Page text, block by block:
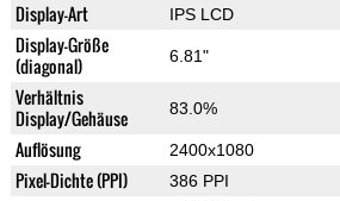
Display-Art IPS LCD
Display-Größe
(diagonal)
6.81"
Verhältnis
Display/Gehäuse
83.0%
Auflösung 2400x1080
Pixel-Dichte (PPI) 386 PPI